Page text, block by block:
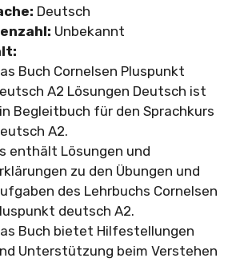
Deutsch
Unbekannt
Buch Cornelsen Pluspunkt
A2 Lösungen Deutsch ist
Begleitbuch für den Sprachkurs
A2.
enthält Lösungen und
zu den Übungen und
des Lehrbuchs Cornelsen
deutsch A2.
Buch bietet Hilfestellungen
Unterstützung beim Verstehen